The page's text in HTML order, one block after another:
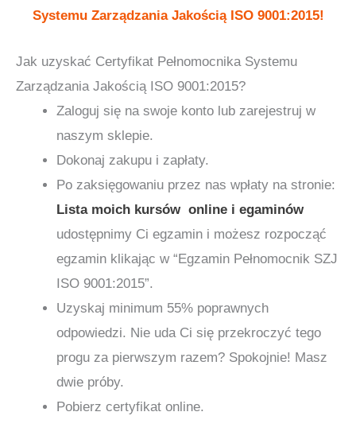
Systemu Zarządzania Jakością ISO 9001:2015!
Jak uzyskać Certyfikat Pełnomocnika Systemu
Zarządzania Jakością ISO 9001:2015?
Zaloguj się na swoje konto lub zarejestruj w
naszym sklepie.
Dokonaj zakupu i zapłaty.
Po zaksięgowaniu przez nas wpłaty na stronie:
Lista moich kursów online i egaminów
udostępnimy Ci egzamin i możesz rozpocząć
egzamin klikając w “Egzamin Pełnomocnik SZJ
ISO 9001:2015”.
Uzyskaj minimum 55% poprawnych
odpowiedzi. Nie uda Ci się przekroczyć tego
progu za pierwszym razem? Spokojnie! Masz
dwie próby.
Pobierz certyfikat online.